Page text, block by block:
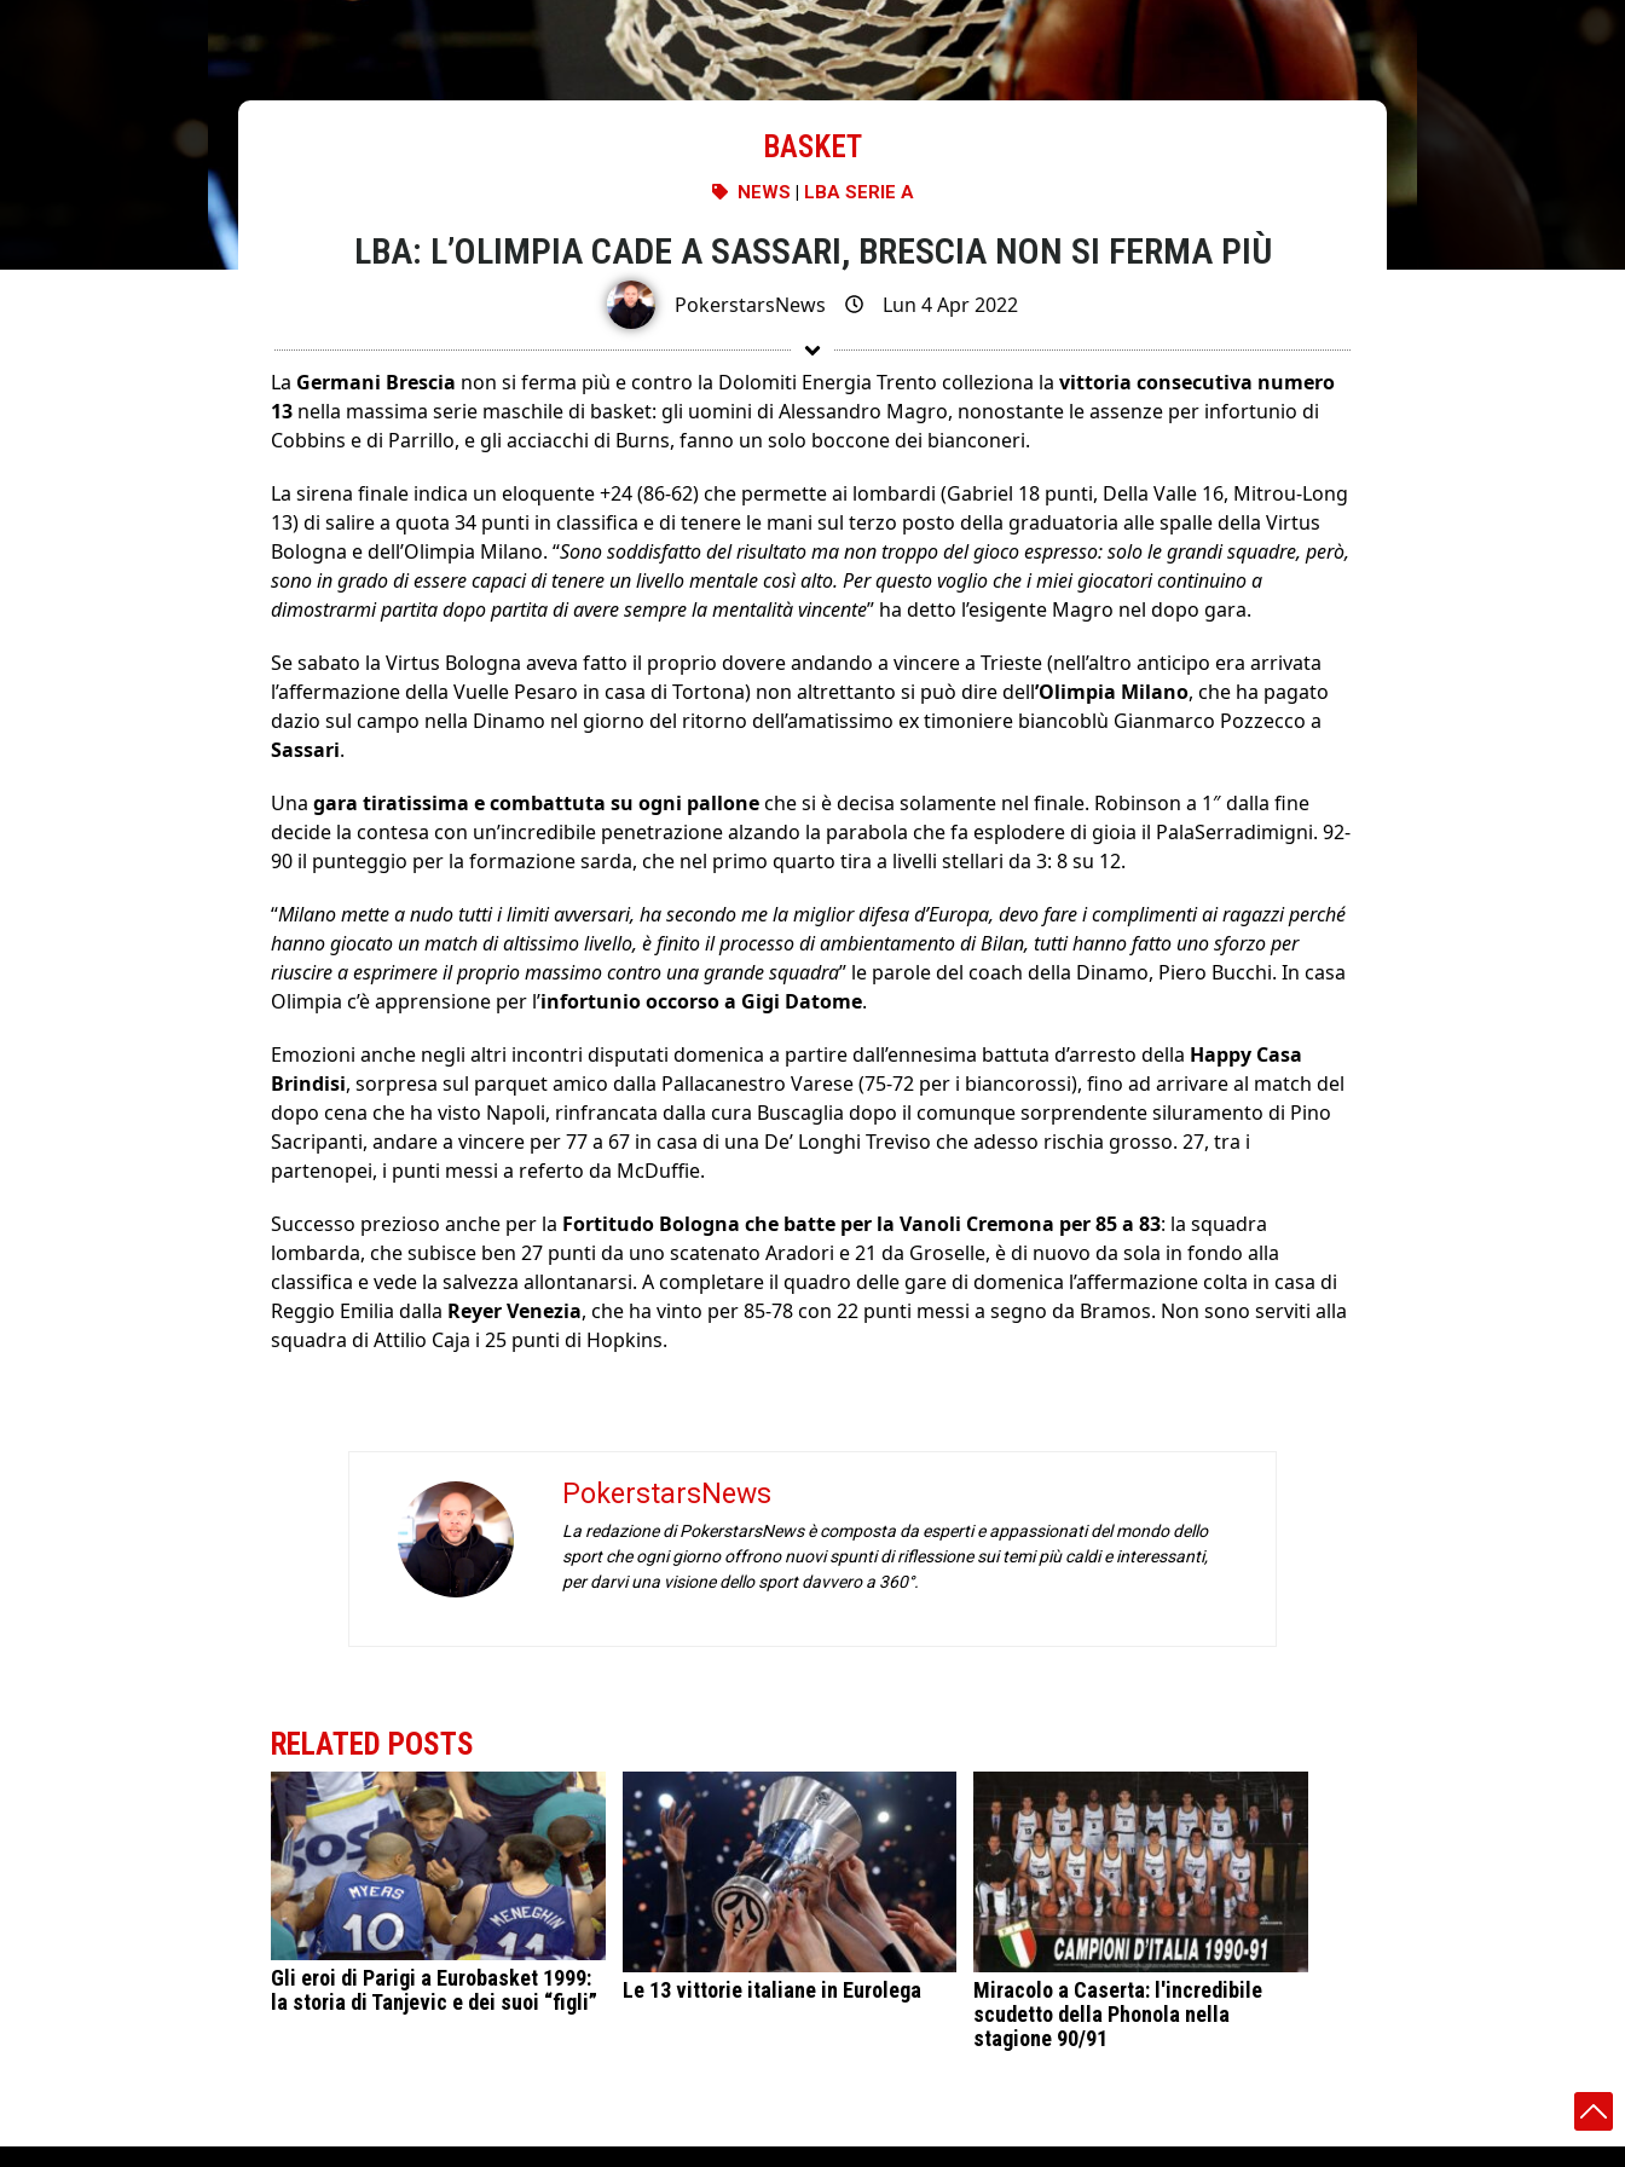
BASKET
NEWS | LBA SERIE A
LBA: L’OLIMPIA CADE A SASSARI, BRESCIA NON SI FERMA PIÙ
PokerstarsNews Lun 4 Apr 2022
La Germani Brescia non si ferma più e contro la Dolomiti Energia Trento colleziona la vittoria consecutiva numero
13 nella massima serie maschile di basket: gli uomini di Alessandro Magro, nonostante le assenze per infortunio di
Cobbins e di Parrillo, e gli acciacchi di Burns, fanno un solo boccone dei bianconeri.
La sirena finale indica un eloquente +24 (86-62) che permette ai lombardi (Gabriel 18 punti, Della Valle 16, Mitrou-Long
13) di salire a quota 34 punti in classifica e di tenere le mani sul terzo posto della graduatoria alle spalle della Virtus
Bologna e dell’Olimpia Milano. “Sono soddisfatto del risultato ma non troppo del gioco espresso: solo le grandi squadre, però,
sono in grado di essere capaci di tenere un livello mentale così alto. Per questo voglio che i miei giocatori continuino a
dimostrarmi partita dopo partita di avere sempre la mentalità vincente” ha detto l’esigente Magro nel dopo gara.
Se sabato la Virtus Bologna aveva fatto il proprio dovere andando a vincere a Trieste (nell’altro anticipo era arrivata
l’affermazione della Vuelle Pesaro in casa di Tortona) non altrettanto si può dire dell’Olimpia Milano, che ha pagato
dazio sul campo nella Dinamo nel giorno del ritorno dell’amatissimo ex timoniere biancoblù Gianmarco Pozzecco a
Sassari.
Una gara tiratissima e combattuta su ogni palloneche si è decisa solamente nel finale. Robinson a 1″ dalla fine
decide la contesa con un’incredibile penetrazione alzando la parabola che fa esplodere di gioia il PalaSerradimigni. 92-
90 il punteggio per la formazione sarda, che nel primo quarto tira a livelli stellari da 3: 8 su 12.
“Milano mette a nudo tutti i limiti avversari, ha secondo me la miglior difesa d’Europa, devo fare i complimenti ai ragazzi perché
hanno giocato un match di altissimo livello, è finito il processo di ambientamento di Bilan, tutti hanno fatto uno sforzo per
riuscire a esprimere il proprio massimo contro una grande squadra” le parole del coach della Dinamo, Piero Bucchi. In casa
Olimpia c’è apprensione per l’infortunio occorso a Gigi Datome.
Emozioni anche negli altri incontri disputati domenica a partire dall’ennesima battuta d’arresto della Happy Casa
Brindisi, sorpresa sul parquet amico dalla Pallacanestro Varese (75-72 per i biancorossi), fino ad arrivare al match del
dopo cena che ha visto Napoli, rinfrancata dalla cura Buscaglia dopo il comunque sorprendente siluramento di Pino
Sacripanti, andare a vincere per 77 a 67 in casa di una De’ Longhi Treviso che adesso rischia grosso. 27, tra i
partenopei, i punti messi a referto da McDuffie.
Successo prezioso anche per la Fortitudo Bologna che batte per la Vanoli Cremona per 85 a 83: la squadra
lombarda, che subisce ben 27 punti da uno scatenato Aradori e 21 da Groselle, è di nuovo da sola in fondo alla
classifica e vede la salvezza allontanarsi. A completare il quadro delle gare di domenica l’affermazione colta in casa di
Reggio Emilia dalla Reyer Venezia, che ha vinto per 85-78 con 22 punti messi a segno da Bramos. Non sono serviti alla
squadra di Attilio Caja i 25 punti di Hopkins.
PokerstarsNews
La redazione di PokerstarsNews è composta da esperti e appassionati del mondo dello
sport che ogni giorno offrono nuovi spunti di riflessione sui temi più caldi e interessanti,
per darvi una visione dello sport davvero a 360°.
RELATED POSTS
Gli eroi di Parigi a Eurobasket 1999:
la storia di Tanjevic e dei suoi “figli”
Le 13 vittorie italiane in Eurolega
Miracolo a Caserta: l'incredibile
scudetto della Phonola nella
stagione 90/91